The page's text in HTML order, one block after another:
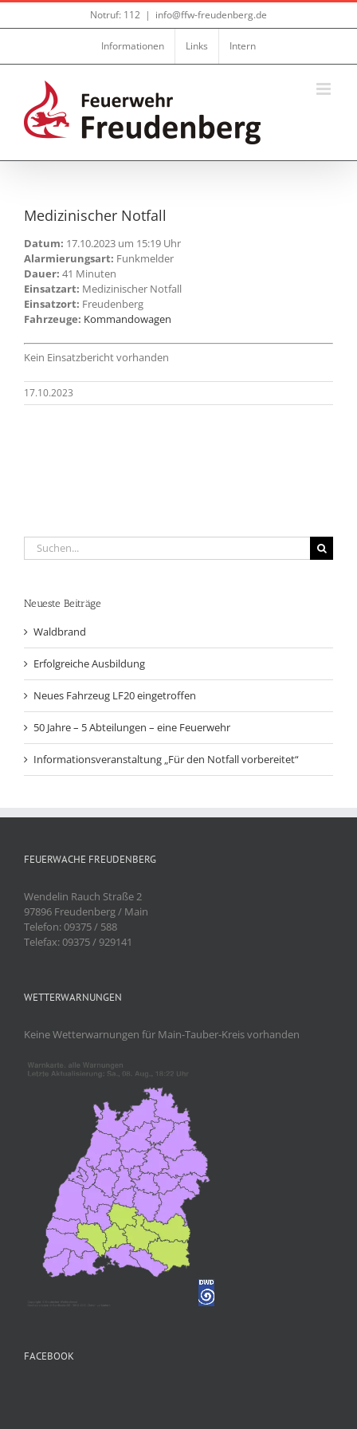
Zum
Notruf: 112 | info@ffw-freudenberg.de
Informationen Links Intern
Medizinischer Notfall
Datum: 17.10.2023 um 15:19 Uhr
Alarmierungsart: Funkmelder
Dauer: 41 Minuten
Einsatzart: Medizinischer Notfall
Einsatzort: Freudenberg
Fahrzeuge: Kommandowagen
Kein Einsatzbericht vorhanden
17.10.2023
Suche
nach:
Neueste Beiträge
Waldbrand
Erfolgreiche Ausbildung
Neues Fahrzeug LF20 eingetroffen
50 Jahre – 5 Abteilungen – eine Feuerwehr
Informationsveranstaltung „Für den Notfall vorbereitet“
FEUERWACHE FREUDENBERG
Wendelin Rauch Straße 2
97896 Freudenberg / Main
Telefon: 09375 / 588
Telefax: 09375 / 929141
WETTERWARNUNGEN
Keine Wetterwarnungen für Main-Tauber-Kreis vorhanden
FACEBOOK